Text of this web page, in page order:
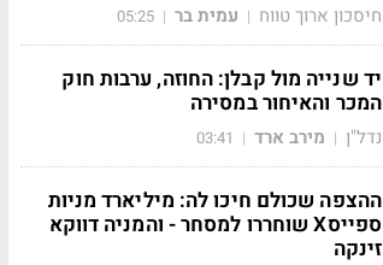
חיסכון ארוך טווח | עמית בר |
05:25
יד שנייה מול קבלן: החוזה, ערבות חוק
המכר והאיחור במסירה
נדל"ן | מירב ארד |
03:41
ההצפה שכולם חיכו לה: מיליארד מניות
ספייסX שוחררו למסחר - והמניה דווקא
זינקה